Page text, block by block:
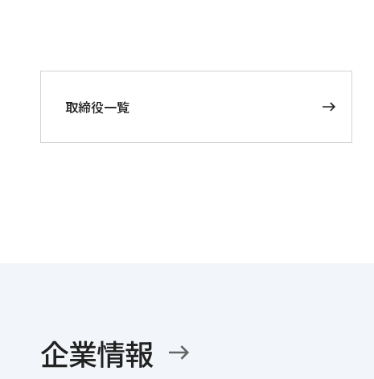
取締役一覧
企業情報